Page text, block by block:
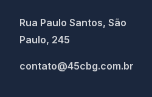
Rua Paulo Santos, São
Paulo, 245
contato@45cbg.com.br